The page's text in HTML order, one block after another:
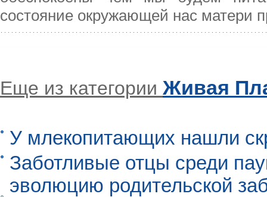
состояние окружающей нас матери
Еще из категории Живая
У млекопитающих нашли
Заботливые отцы среди
эволюцию родительской